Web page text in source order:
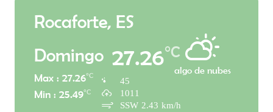
Rocaforte, ES
algo de nubes
27.26°C
Domingo
Max : 27.26°C
Min : 25.49°C
45
1011
SSW 2.43 km/h